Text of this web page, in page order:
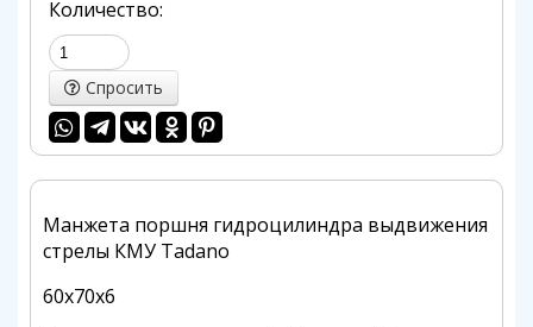
Количество:
Спросить
Манжета поршня гидроцилиндра выдвижения
стрелы КМУ Tadano
60х70х6